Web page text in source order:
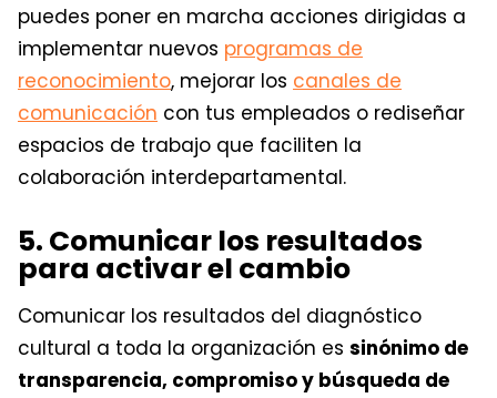
puedes poner en marcha acciones dirigidas a
implementar nuevos programas de
reconocimiento, mejorar los canales de
comunicación con tus empleados o rediseñar
espacios de trabajo que faciliten la
colaboración interdepartamental.
5. Comunicar los resultados
para activar el cambio
Comunicar los resultados del diagnóstico
cultural a toda la organización es sinónimo de
transparencia, compromiso y búsqueda de